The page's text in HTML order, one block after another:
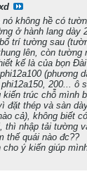
không hề có
ở hành lang dày
trí tường sau
lên, còn tường
kế là của bọn
(phương
200... ô
kiến trúc chỗ mình
đặt thép và sàn
cả), không biết
thì nhập tải tường
thế quái nào đc??
ý kiến giúp